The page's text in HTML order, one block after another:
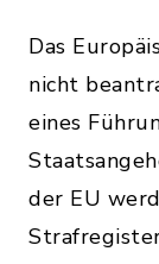
Das
nicht
eines
der EU